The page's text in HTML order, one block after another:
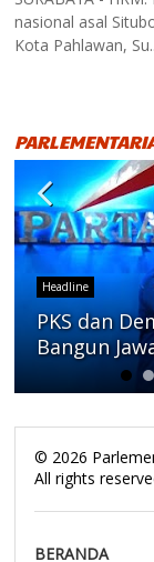
nasional asal
Kota Pahlawan,
Headline
PKS dan
Bangun
© 2026
All rights
BERANDA